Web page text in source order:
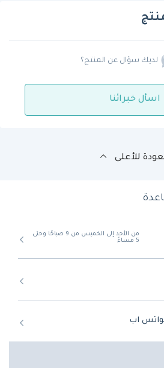
لديك سؤال عن المنتج؟
اسأل خبرائنا
للأعلى
من الأحد إلى الخميس من 9 صباحًا وحتى
5 مساءً
اب